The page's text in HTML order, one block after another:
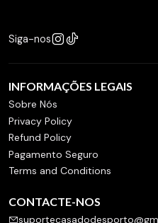
Siga-nos
INFORMAÇÕES LEGAIS
Sobre Nós
Privacy Policy
Refund Policy
Pagamento Seguro
Terms and Conditions
CONTACTE-NOS